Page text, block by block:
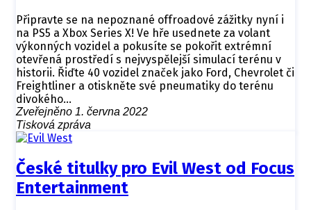
Připravte se na nepoznané offroadové zážitky nyní i
na PS5 a Xbox Series X! Ve hře usednete za volant
výkonných vozidel a pokusíte se pokořit extrémní
otevřená prostředí s nejvyspělejší simulací terénu v
historii. Řiďte 40 vozidel značek jako Ford, Chevrolet či
Freightliner a otiskněte své pneumatiky do terénu
divokého…
Zveřejněno 1. června 2022
Tisková zpráva
České titulky pro Evil West od Focus
Entertainment